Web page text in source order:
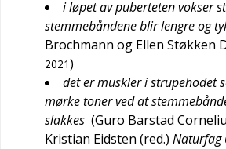
i løpet av puberteten vokser
stemmebåndene blir lengre og
Brochmann og Ellen Støkken
2021)
det er muskler i strupehodet
mørke toner ved at
slakkes (Guro Barstad
Kristian Eidsten (red.) Naturfag